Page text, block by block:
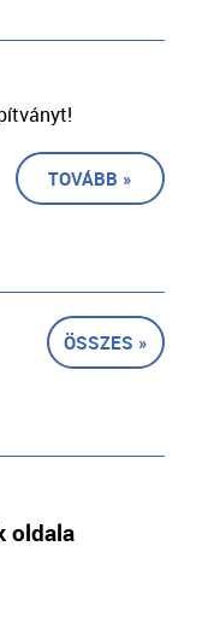
TOVÁBB »
ÖSSZES »
oldala